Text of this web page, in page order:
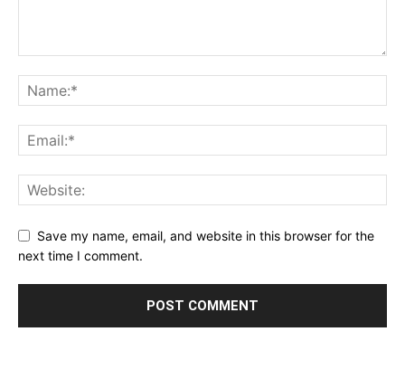
Save my name, email, and website in this browser for the
next time I comment.